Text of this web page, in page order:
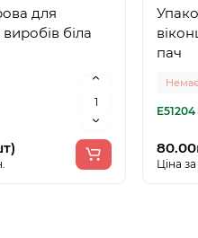
для
біла
пач
Немає
E51204
Ціна